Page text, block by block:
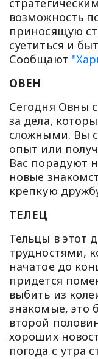
возможность
приносящую
суетиться и
Сообщают
ОВЕН
Сегодня Овны
за дела,
сложными. Вы
опыт или
Вас порадуют
новые
крепкую
ТЕЛЕЦ
Тельцы в этот
трудностями,
начатое до
придется
выбить из
знакомые, это
второй
хороших
погода с утра